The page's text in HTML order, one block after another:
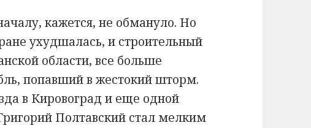
кажется, не обмануло. Но
ухудшалась, и строительный
области, все больше
попавший в жестокий шторм.
в Кировоград и еще одной
Полтавский стал мелким